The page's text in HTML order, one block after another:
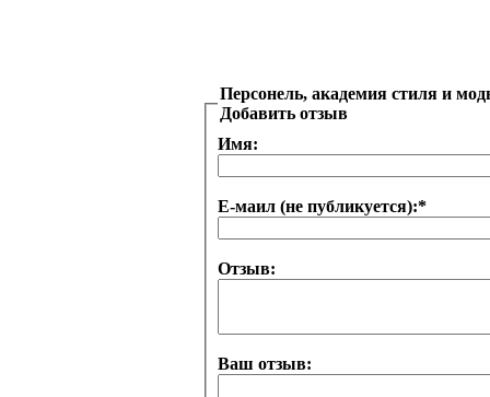
Персонель, академия стиля и
Добавить отзыв
Имя:
Е-маил (не публикуется):*
Отзыв:
Ваш отзыв: